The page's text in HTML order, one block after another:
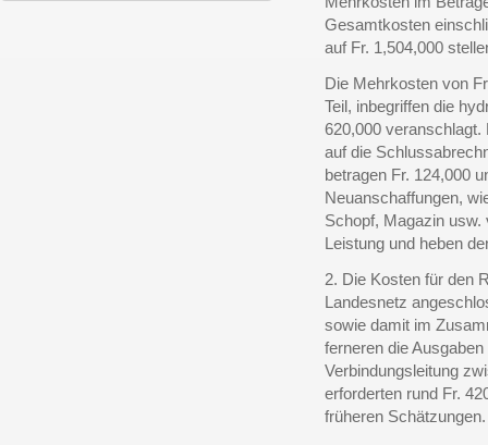
Gesamtkosten
auf Fr. 1,504,000
Die Mehrkosten von
Teil, inbegriffen die
620,000
auf die
betragen Fr. 124,000
Neuanschaffungen,
Schopf, Magazin
Leistung und heben
2. Die Kosten für den
Landesnetz
sowie damit im
ferneren die
Verbindungsleitung
erforderten rund Fr.
früheren